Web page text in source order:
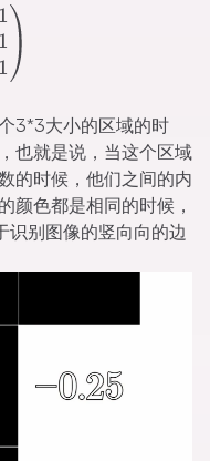
-1 & 0
1
1
1
3*3大小的区域的时
也就是说，当这个区域
的时候，他们之间的内
颜色都是相同的时候，
识别图像的竖向向的边